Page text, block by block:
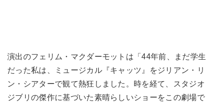
演出のフェリム・マクダーモットは「44年前、まだ学生
だった私は、ミュージカル『キャッツ』をジリアン・リ
ン・シアターで観て熱狂しました。時を経て、スタジオ
ジブリの傑作に基づいた素晴らしいショーをこの劇場で